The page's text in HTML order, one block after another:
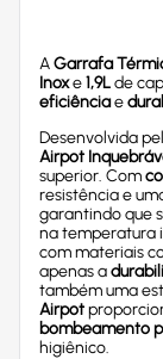
AGarrafa
Inoxe1,9Lde
eficiênciae
Desenvolvida
Airpot
superior. Com
resistência e
garantindo que
na temperatura
com materiais
apenas a
também uma
Airpot
bombeamento
higiênico.